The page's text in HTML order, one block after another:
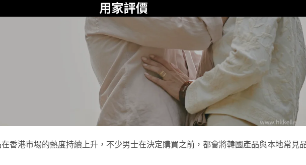
香港市場的熱度持續上升，不少男士在決定購買之前，都會將韓國產品與本地常見